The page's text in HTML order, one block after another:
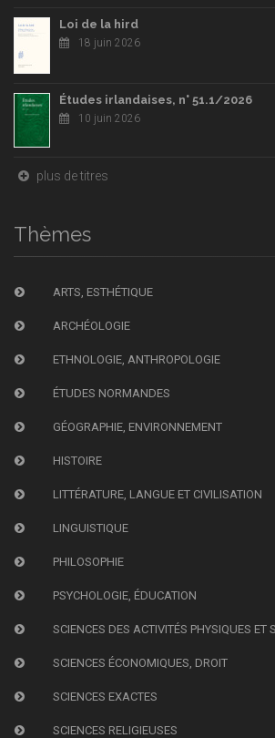
Loi de la hird
18 juin 2026
Études irlandaises, n° 51.1/2026
10 juin 2026
plus de titres
Thèmes
ARTS, ESTHÉTIQUE
ARCHÉOLOGIE
ETHNOLOGIE, ANTHROPOLOGIE
ÉTUDES NORMANDES
GÉOGRAPHIE, ENVIRONNEMENT
HISTOIRE
LITTÉRATURE, LANGUE ET CIVILISATION
LINGUISTIQUE
PHILOSOPHIE
PSYCHOLOGIE, ÉDUCATION
SCIENCES DES ACTIVITÉS PHYSIQUES ET
SCIENCES ÉCONOMIQUES, DROIT
SCIENCES EXACTES
SCIENCES RELIGIEUSES